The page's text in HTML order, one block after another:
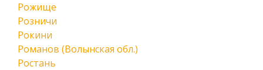
Рожище
Розничи
Рокини
Романов (Волынская обл.)
Ростань